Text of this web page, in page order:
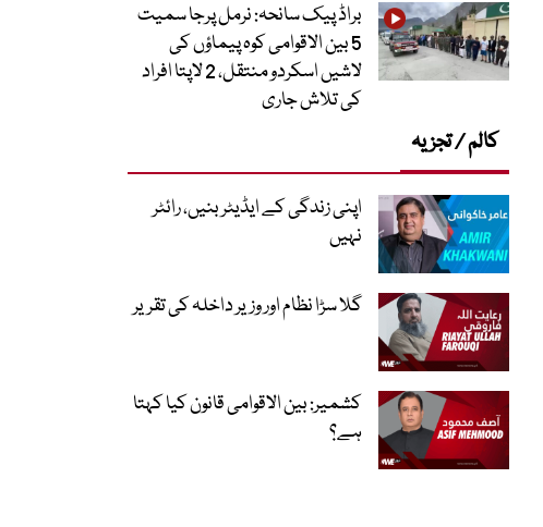
براڈ پیک سانحہ: نرمل پرجا سمیت
5 بین الاقوامی کوہ پیماؤں کی
لاشیں اسکردو منتقل، 2 لاپتا افراد
کی تلاش جاری
کالم / تجزیہ
اپنی زندگی کے ایڈیٹر بنیں، رائٹر
نہیں
گلا سڑا نظام اور وزیر داخلہ کی تقریر
کشمیر: بین الاقوامی قانون کیا کہتا
ہے؟